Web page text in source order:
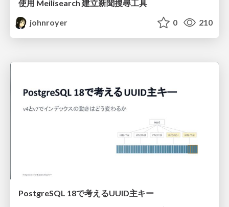
使用 Meilisearch 建立新聞搜尋工具
johnroyer
0 210
PostgreSQL 18で考えるUUID主キー